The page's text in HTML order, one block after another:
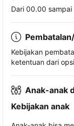
Dari 00.00 sampai
Kebijakan
ketentuan dari
Anak-anak
Kebijakan anak